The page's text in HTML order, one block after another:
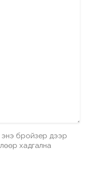
энэ бройзер дээр
хадгална